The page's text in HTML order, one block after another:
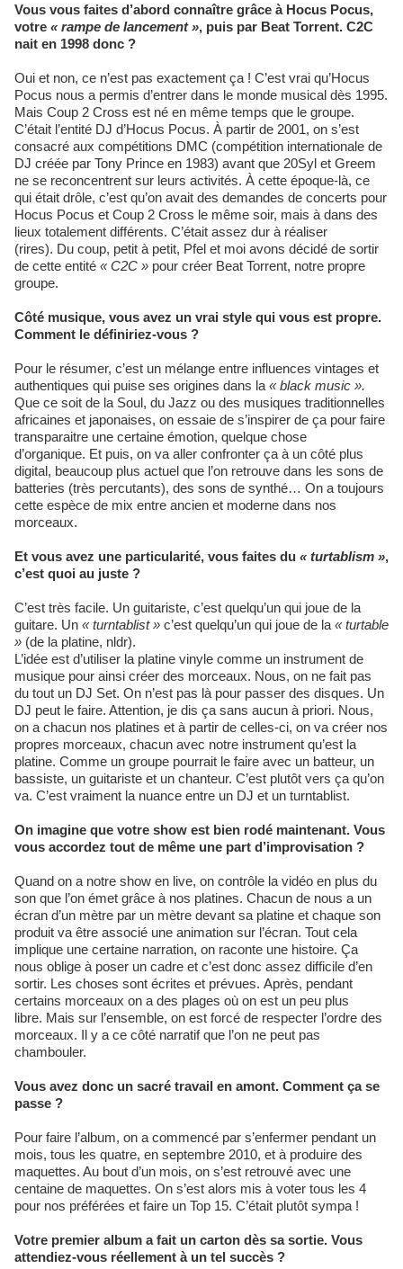
Vous vous faites d’abord connaître grâce à Hocus Pocus,
votre « rampe de lancement », puis par Beat Torrent. C2C
nait en 1998 donc ?
Oui et non, ce n’est pas exactement ça ! C’est vrai qu’Hocus
Pocus nous a permis d’entrer dans le monde musical dès 1995.
Mais Coup 2 Cross est né en même temps que le groupe.
C’était l’entité DJ d’Hocus Pocus. À partir de 2001, on s’est
consacré aux compétitions DMC (compétition internationale de
DJ créée par Tony Prince en 1983) avant que 20Syl et Greem
ne se reconcentrent sur leurs activités. À cette époque-là, ce
qui était drôle, c’est qu’on avait des demandes de concerts pour
Hocus Pocus et Coup 2 Cross le même soir, mais à dans des
lieux totalement différents. C’était assez dur à réaliser
(rires). Du coup, petit à petit, Pfel et moi avons décidé de sortir
de cette entité « C2C » pour créer Beat Torrent, notre propre
groupe.
Côté musique, vous avez un vrai style qui vous est propre.
Comment le définiriez-vous ?
Pour le résumer, c’est un mélange entre influences vintages et
authentiques qui puise ses origines dans la « black music ».
Que ce soit de la Soul, du Jazz ou des musiques traditionnelles
africaines et japonaises, on essaie de s’inspirer de ça pour faire
transparaitre une certaine émotion, quelque chose
d’organique. Et puis, on va aller confronter ça à un côté plus
digital, beaucoup plus actuel que l’on retrouve dans les sons de
batteries (très percutants), des sons de synthé… On a toujours
cette espèce de mix entre ancien et moderne dans nos
morceaux.
Et vous avez une particularité, vous faites du « turtablism »,
c’est quoi au juste ?
C’est très facile. Un guitariste, c’est quelqu’un qui joue de la
guitare. Un « turntablist » c’est quelqu’un qui joue de la « turtable
» (de la platine, nldr).
L’idée est d’utiliser la platine vinyle comme un instrument de
musique pour ainsi créer des morceaux. Nous, on ne fait pas
du tout un DJ Set. On n’est pas là pour passer des disques. Un
DJ peut le faire. Attention, je dis ça sans aucun à priori. Nous,
on a chacun nos platines et à partir de celles-ci, on va créer nos
propres morceaux, chacun avec notre instrument qu’est la
platine. Comme un groupe pourrait le faire avec un batteur, un
bassiste, un guitariste et un chanteur. C’est plutôt vers ça qu’on
va. C’est vraiment la nuance entre un DJ et un turntablist.
On imagine que votre show est bien rodé maintenant. Vous
vous accordez tout de même une part d’improvisation ?
Quand on a notre show en live, on contrôle la vidéo en plus du
son que l’on émet grâce à nos platines. Chacun de nous a un
écran d’un mètre par un mètre devant sa platine et chaque son
produit va être associé une animation sur l’écran. Tout cela
implique une certaine narration, on raconte une histoire. Ça
nous oblige à poser un cadre et c’est donc assez difficile d’en
sortir. Les choses sont écrites et prévues. Après, pendant
certains morceaux on a des plages où on est un peu plus
libre. Mais sur l’ensemble, on est forcé de respecter l’ordre des
morceaux. Il y a ce côté narratif que l’on ne peut pas
chambouler.
Vous avez donc un sacré travail en amont. Comment ça se
passe ?
Pour faire l’album, on a commencé par s’enfermer pendant un
mois, tous les quatre, en septembre 2010, et à produire des
maquettes. Au bout d’un mois, on s’est retrouvé avec une
centaine de maquettes. On s’est alors mis à voter tous les 4
pour nos préférées et faire un Top 15. C’était plutôt sympa !
Votre premier album a fait un carton dès sa sortie. Vous
attendiez-vous réellement à un tel succès ?